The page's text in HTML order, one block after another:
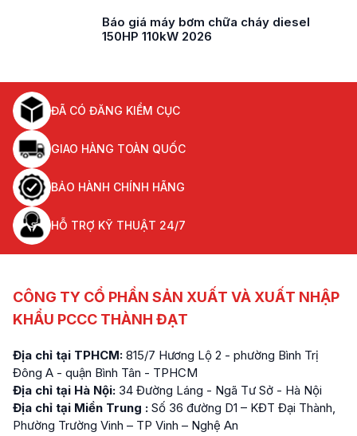
Báo giá máy bơm chữa cháy diesel
150HP 110kW 2026
ĐÃ CÓ ĐĂNG KIỂM CỤC
GIAO HÀNG TOÀN QUỐC
BẢO HÀNH CHÍNH HÃNG
HỖ TRỢ KỸ THUẬT 24/7
CÔNG TY CỔ PHẦN SẢN XUẤT VÀ XUẤT NHẬP
KHẨU PCCC THÀNH ĐẠT
Địa chỉ tại TPHCM: 815/7 Hương Lộ 2 - phường Bình Trị
Đông A - quận Bình Tân - TPHCM
Địa chỉ tại Hà Nội: 34 Đường Láng - Ngã Tư Sở - Hà Nội
Địa chỉ tại Miền Trung : Số 36 đường D1 – KĐT Đại Thành,
Phường Trường Vinh – TP Vinh – Nghệ An